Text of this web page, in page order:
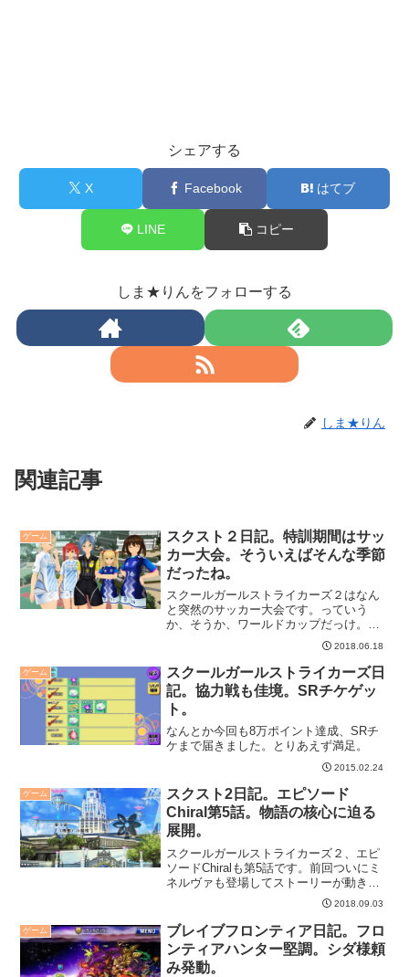
シェアする
X Facebook はてブ
LINE コピー
しま★りんをフォローする
しま★りん
関連記事
ゲーム
スクスト２日記。特訓期間はサッ
カー大会。そういえばそんな季節
だったね。
スクールガールストライカーズ２はなん
と突然のサッカー大会です。っていう
か、そうか、ワールドカップだっけ。全
2018.06.18
ゲーム
スクールガールストライカーズ日
記。協力戦も佳境。SRチケゲッ
ト。
なんとか今回も8万ポイント達成、SRチ
ケまで届きました。とりあえず満足。
2015.02.24
ゲーム
スクスト2日記。エピソード
Chiral第5話。物語の核心に迫る
展開。
スクールガールストライカーズ２、エピ
ソードChiralも第5話です。前回ついにミ
ネルヴァも登場してストーリーが動き出
してきた感じですが、今回はさらに核心
2018.09.03
ゲーム
ブレイブフロンティア日記。フロ
ンティアハンター堅調。シダ様頼
み発動。